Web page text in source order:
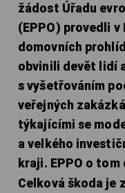
žádost Úřadu
(EPPO) provedli v
domovních
obvinili devět lidí
s vyšetřováním
veřejných
týkajícími se
a velkého
kraji. EPPO o
Celková škoda je